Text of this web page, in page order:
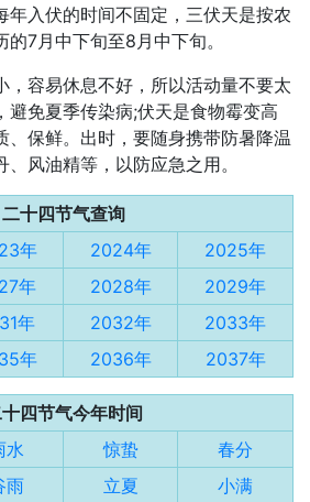
年入伏的时间不固定，三伏天是按农
7月中下旬至8月中下旬。
，容易休息不好，所以活动量不要太
避免夏季传染病;伏天是食物霉变高
、保鲜。出时，要随身携带防暑降温
风油精等，以防应急之用。
二十四节气查询
年 2024年
2025年
年 2028年
2029年
年 2032年
2033年
年 2036年 2037年
四节气今年时间
水 惊蛰
春分
雨 立夏
小满